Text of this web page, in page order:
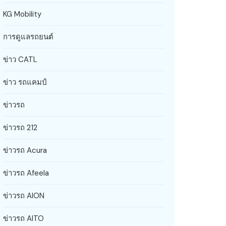
KG Mobility
การดูแลรถยนต์
ข่าว CATL
ข่าว รถแคมป์
ข่าวรถ
ข่าวรถ 212
ข่าวรถ Acura
ข่าวรถ Afeela
ข่าวรถ AION
ข่าวรถ AITO